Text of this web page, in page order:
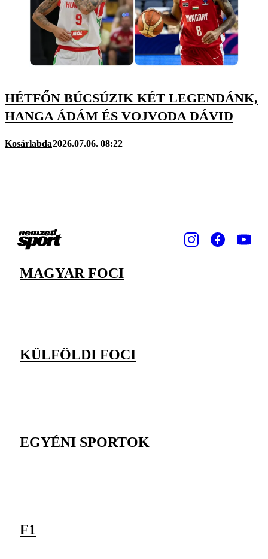
HÉTFŐN BÚCSÚZIK KÉT LEGENDÁNK,
HANGA ÁDÁM ÉS VOJVODA DÁVID
Kosárlabda2026.07.06. 08:22
MAGYAR FOCI
KÜLFÖLDI FOCI
EGYÉNI SPORTOK
F1